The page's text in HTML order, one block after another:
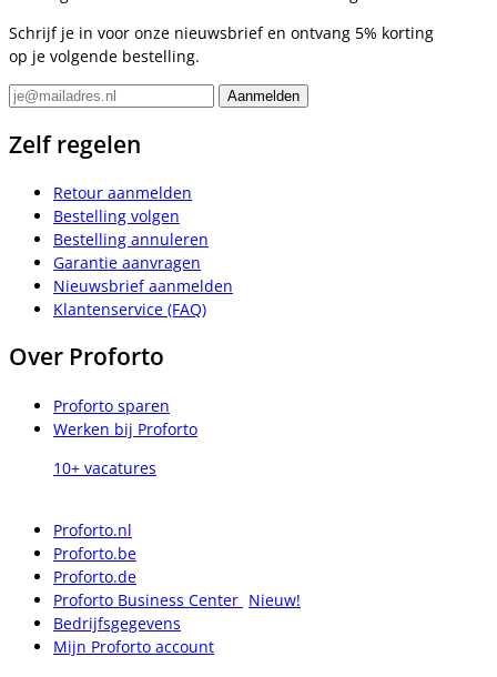
Schrijf je in voor onze nieuwsbrief en ontvang 5% korting
op je volgende bestelling.
Zelf regelen
Retour aanmelden
Bestelling volgen
Bestelling annuleren
Garantie aanvragen
Nieuwsbrief aanmelden
Klantenservice (FAQ)
Over Proforto
Proforto sparen
Werken bij Proforto
10+ vacatures
Proforto.nl
Proforto.be
Proforto.de
Proforto Business Center Nieuw!
Bedrijfsgegevens
Mijn Proforto account